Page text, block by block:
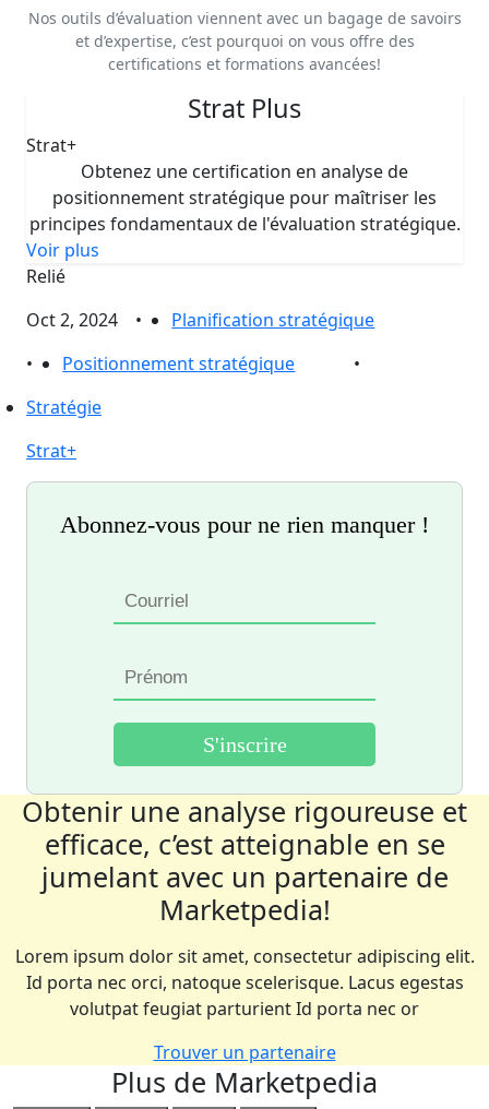
Nos outils d’évaluation viennent avec un bagage de savoirs
et d’expertise, c’est pourquoi on vous offre des
certifications et formations avancées!
Strat Plus
Strat+
Obtenez une certification en analyse de
positionnement stratégique pour maîtriser les
principes fondamentaux de l'évaluation stratégique.
Voir plus
Relié
Oct 2, 2024
•
Planification stratégique
•
Positionnement stratégique
•
Stratégie
Strat+
Abonnez-vous pour ne rien manquer !
Obtenir une analyse rigoureuse et
efficace, c’est atteignable en se
jumelant avec un partenaire de
Marketpedia!
Lorem ipsum dolor sit amet, consectetur adipiscing elit.
Id porta nec orci, natoque scelerisque. Lacus egestas
volutpat feugiat parturient Id porta nec or
Trouver un partenaire
Plus de Marketpedia